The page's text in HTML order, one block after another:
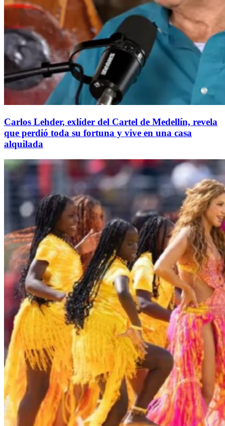
Carlos Lehder, exlíder del Cartel de Medellín, revela
que perdió toda su fortuna y vive en una casa
alquilada